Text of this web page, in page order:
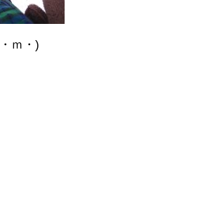
ｍ・)